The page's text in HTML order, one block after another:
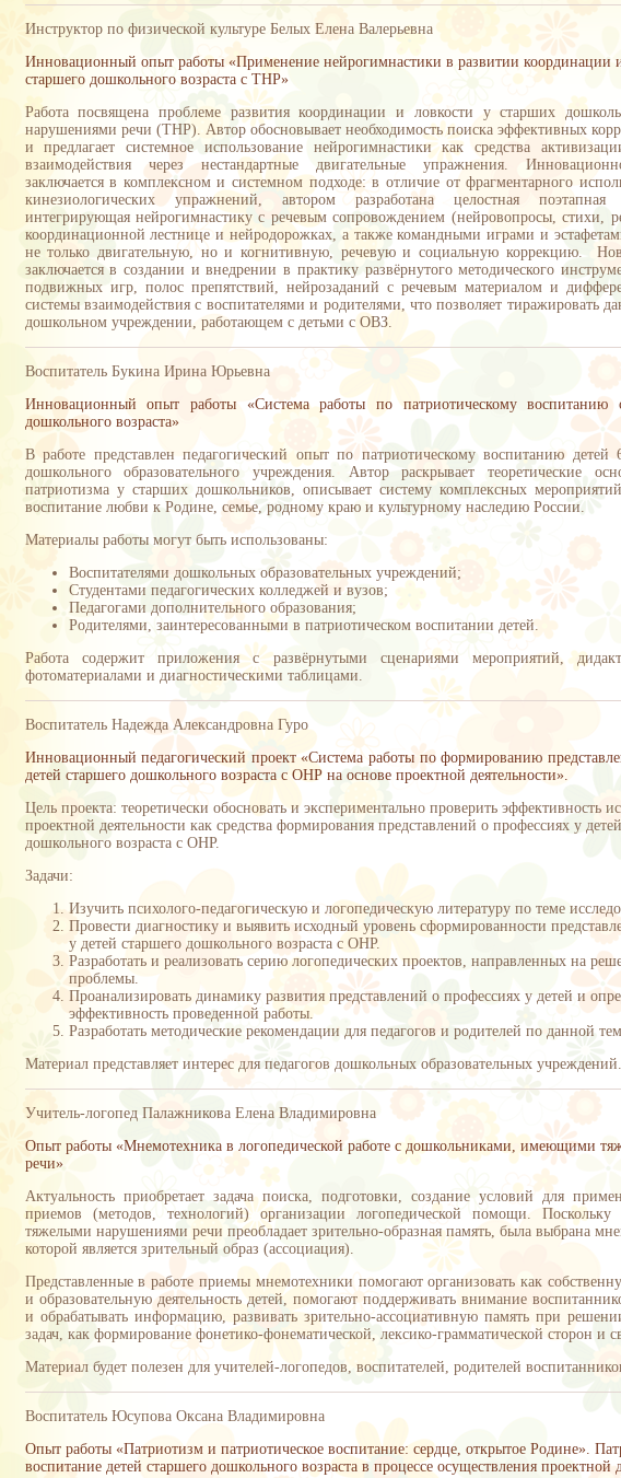
Инструктор по физической культуре Белых Елена Валерьевна
Инновационный опыт работы «Применение нейрогимнастики в развитии координации и
старшего дошкольного возраста с ТНР»
Работа посвящена проблеме развития координации и ловкости у старших
нарушениями речи (ТНР). Автор обосновывает необходимость поиска эффективных
и предлагает системное использование нейрогимнастики как средства
взаимодействия через нестандартные двигательные упражнения.
заключается в комплексном и системном подходе: в отличие от фрагментарного
кинезиологических упражнений, автором разработана целостная поэтапная
интегрирующая нейрогимнастику с речевым сопровождением (нейровопросы, стихи,
координационной лестнице и нейродорожках, а также командными играми и
не только двигательную, но и когнитивную, речевую и социальную коррекцию.
заключается в создании и внедрении в практику развёрнутого методического
подвижных игр, полос препятствий, нейрозаданий с речевым материалом и
системы взаимодействия с воспитателями и родителями, что позволяет тиражировать
дошкольном учреждении, работающем с детьми с ОВЗ.
Воспитатель Букина Ирина Юрьевна
Инновационный опыт работы «Система работы по патриотическому воспитанию
дошкольного возраста»
В работе представлен педагогический опыт по патриотическому воспитанию детей
дошкольного образовательного учреждения. Автор раскрывает теоретические
патриотизма у старших дошкольников, описывает систему комплексных
воспитание любви к Родине, семье, родному краю и культурному наследию России.
Материалы работы могут быть использованы:
Воспитателями дошкольных образовательных учреждений;
Студентами педагогических колледжей и вузов;
Педагогами дополнительного образования;
Родителями, заинтересованными в патриотическом воспитании детей.
Работа содержит приложения с развёрнутыми сценариями мероприятий,
фотоматериалами и диагностическими таблицами.
Воспитатель Надежда Александровна Гуро
Инновационный педагогический проект «Система работы по формированию
детей старшего дошкольного возраста с ОНР на основе проектной деятельности».
Цель проекта: теоретически обосновать и экспериментально проверить эффективность
проектной деятельности как средства формирования представлений о профессиях у
дошкольного возраста с ОНР.
Задачи:
Изучить психолого-педагогическую и логопедическую литературу по теме
Провести диагностику и выявить исходный уровень сформированности
у детей старшего дошкольного возраста с ОНР.
Разработать и реализовать серию логопедических проектов, направленных на
проблемы.
Проанализировать динамику развития представлений о профессиях у детей и
эффективность проведенной работы.
Разработать методические рекомендации для педагогов и родителей по данной
Материал представляет интерес для педагогов дошкольных образовательных учреждений.
Учитель-логопед Палажникова Елена Владимировна
Опыт работы «Мнемотехника в логопедической работе с дошкольниками, имеющими
речи»
Актуальность приобретает задача поиска, подготовки, создание условий для
приемов (методов, технологий) организации логопедической помощи.
тяжелыми нарушениями речи преобладает зрительно-образная память, была выбрана
которой является зрительный образ (ассоциация).
Представленные в работе приемы мнемотехники помогают организовать как
и образовательную деятельность детей, помогают поддерживать внимание
и обрабатывать информацию, развивать зрительно-ассоциативную память при
задач, как формирование фонетико-фонематической, лексико-грамматической сторон и
Материал будет полезен для учителей-логопедов, воспитателей, родителей
Воспитатель Юсупова Оксана Владимировна
Опыт работы «Патриотизм и патриотическое воспитание: сердце, открытое Родине».
воспитание детей старшего дошкольного возраста в процессе осуществления проектной